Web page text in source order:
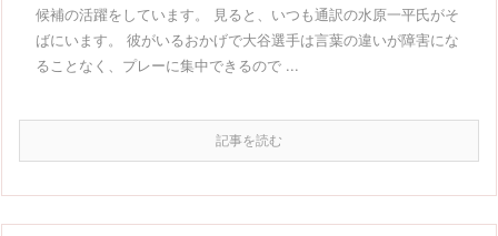
候補の活躍をしています。 見ると、いつも通訳の水原一平氏がそ
ばにいます。 彼がいるおかげで大谷選手は言葉の違いが障害にな
ることなく、プレーに集中できるので ...
記事を読む